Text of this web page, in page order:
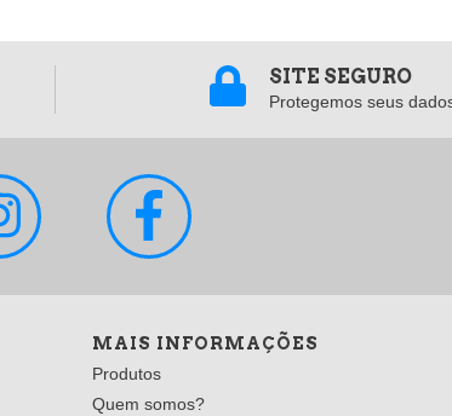
SITE SEGURO
Protegemos seus
MAIS INFORMAÇÕES
Produtos
Quem somos?